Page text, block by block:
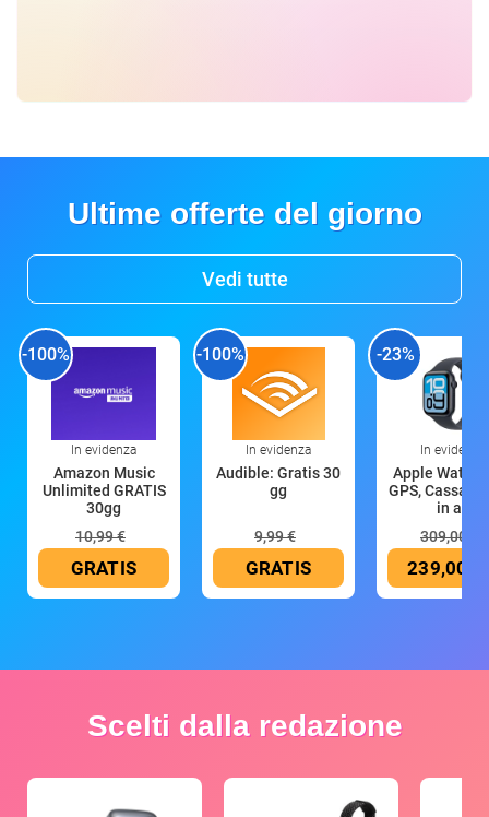
Ultime offerte del giorno
Vedi tutte
-100%
In evidenza
Amazon Music
Unlimited GRATIS
30gg
10,99 €
GRATIS
-100%
In evidenza
Audible: Gratis 30
gg
9,99 €
GRATIS
-23%
In evidenza
Apple Watch
GPS, Cassa
in all
309,00 €
239,00 €
Scelti dalla redazione